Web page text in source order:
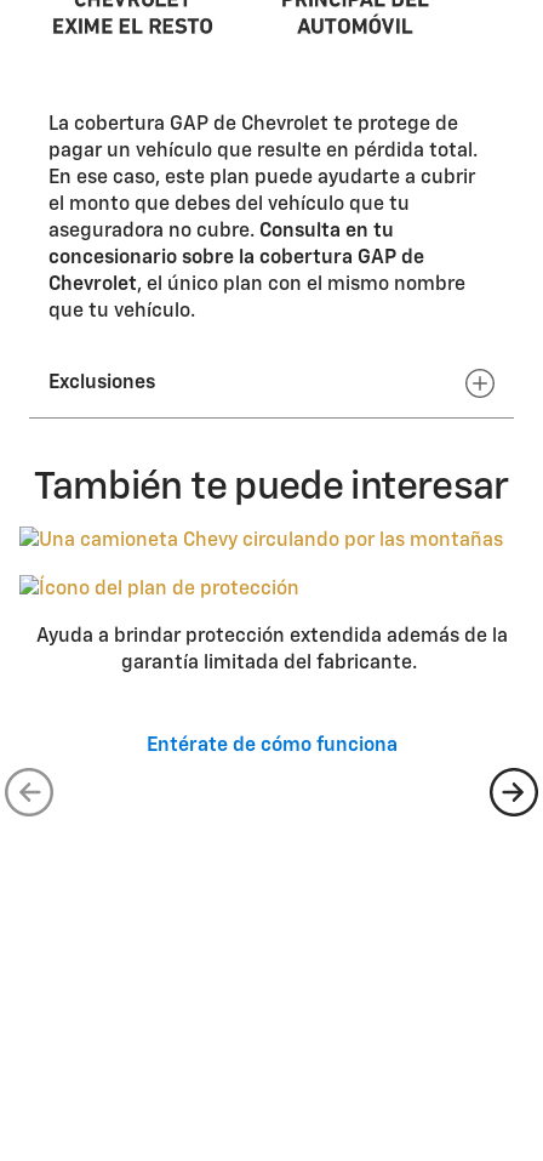
La cobertura GAP de Chevrolet te protege de
pagar un vehículo que resulte en pérdida total.
En ese caso, este plan puede ayudarte a cubrir
el monto que debes del vehículo que tu
aseguradora no cubre. Consulta en tu
concesionario sobre la cobertura GAP de
Chevrolet, el único plan con el mismo nombre
que tu vehículo.
Exclusiones
anexo GAP
Cualquier monto que se deba del acuerdo de
cargos por atrasos en los pagos, cambios en la
efectuados, con mora, diferidos u omitidos
conducir bajo la influencia de alcohol o drogas),
ya sea que esto lo haga el cliente, miembros de
la familia del cliente u otras personas a las que
También te puede interesar
Ayuda a brindar protección extendida además de la
garantía limitada del fabricante.
Entérate de cómo funciona